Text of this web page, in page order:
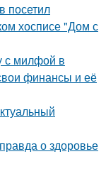
посетил
хосписе "Дом с
с милфой в
финансы и её
о здоровье